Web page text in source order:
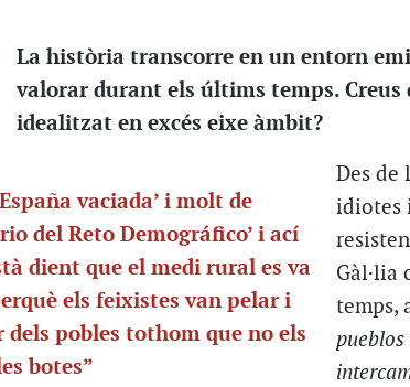
La història transcorre en un entorn
valorar durant els últims temps. Creus
idealitzat en excés eixe àmbit?
vaciada’ i molt de
del Reto Demográfico’ i ací
dient que el medi rural es va
els feixistes van pelar i
dels pobles tothom que no els
botes”
Des de
idiotes
Gàl·lia
temps,